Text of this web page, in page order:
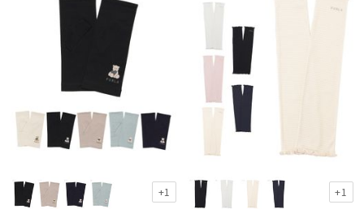
ブランド
傘機能
手袋・アームカバー
その他
価格の低い
人気順
売上点数順
お気に入り
+1 +1